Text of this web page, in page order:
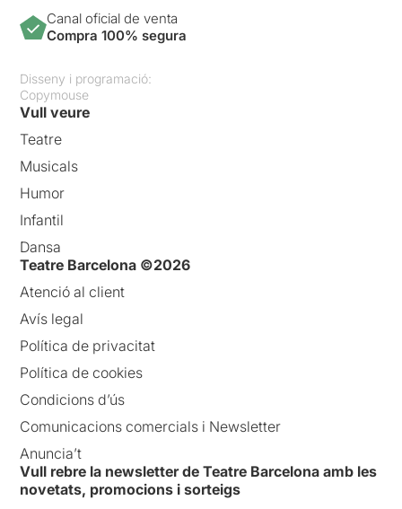
Canal oficial de venta
Compra 100% segura
Disseny i programació:
Copymouse
Vull veure
Teatre
Musicals
Humor
Infantil
Dansa
Teatre Barcelona ©2026
Atenció al client
Avís legal
Política de privacitat
Política de cookies
Condicions d’ús
Comunicacions comercials i Newsletter
Anuncia’t
Vull rebre la newsletter de Teatre Barcelona amb les
novetats, promocions i sorteigs